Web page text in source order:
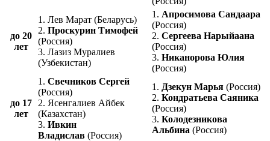
до 20
лет
1. Лев Марат (Беларусь)
2. Проскурин Тимофей
(Россия)
3. Лазиз Муралиев
(Узбекистан)
1. Апросимова Сандаара
(Россия)
2. Сергеева Нарыйаана
(Россия)
3. Никанорова Юлия
(Россия)
до 17
лет
1. Свечников Сергей
(Россия)
2. Ясенгалиев Айбек
(Казахстан)
3. Ивкин
Владислав (Россия)
1. Дзекун Марья (Россия)
2. Кондратьева Саяника
(Россия)
3. Колодезникова
Альбина (Россия)